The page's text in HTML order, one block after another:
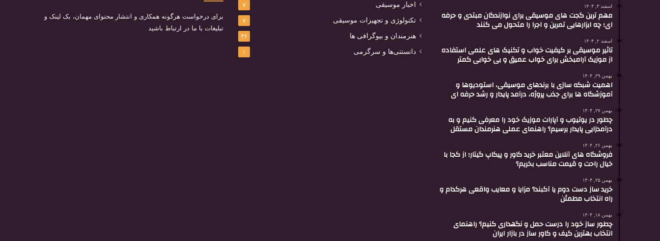
اسفند ۳, ۱۴۰۴
مهم ترین گجت های موسیقی برای نوازندگان مبتدی و حرفه
ای؛ چه ابزارهایی تمرین و اجرا را متحول می کنند
اسفند ۲, ۱۴۰۴
تاثیر موسیقی بر کیفیت خواب و تکنیک های علمی استفاده
از موزیک آرامبخش برای خواب عمیق و بی خوابی کمتر
بهمن ۲۹, ۱۴۰۴
اهمیت شبکه سازی با برندهای موسیقی، استودیوها و
آموزشگاه ها برای جذب پروژه، درآمد پایدار و رشد حرفه ای
بهمن ۲۷, ۱۴۰۴
چطور در یوتیوب و آپارات موزیک خود را معرفی کنیم و به
درآمدزایی پایدار برسیم؟ راهنمای عملی هنرمندان مستقل
بهمن ۲۶, ۱۴۰۴
فروشگاه های آنلاین معتبر خرید کاور و پیکاپ گیتار؛ از کجا با
خیال راحت و قیمت مناسب بخریم؟
بهمن ۲۵, ۱۴۰۴
خرید ساز دست دوم یا آکبند؟ مزایا و معایب واقعی هرکدام و
راه انتخاب مطمئن
بهمن ۱۸, ۱۴۰۴
چطور ساز خود را درست حمل و نگهداری کنیم؟ راهنمای
انتخاب بهترین کیف و کاور ساز در بازار ایران
اخبار موسیقی ۷
تکنولوژی و تجهیزات موسیقی ۷
هنرمندان و بیوگرافی ها ۳۶
دانستنی‌ها و سرگرمی ۱
برای درخواست هرگونه همکاری و انتشار محتوای مهمان، بک لینک و
تبلیغات با ما در ارتباط باشید